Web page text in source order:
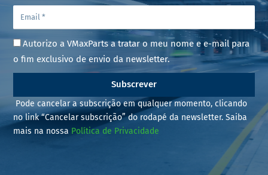
Autorizo a VMaxParts a tratar o meu nome e e-mail para
o fim exclusivo de envio da newsletter.
Subscrever
Pode cancelar a subscrição em qualquer momento, clicando
no link “Cancelar subscrição” do rodapé da newsletter. Saiba
mais na nossa Política de Privacidade